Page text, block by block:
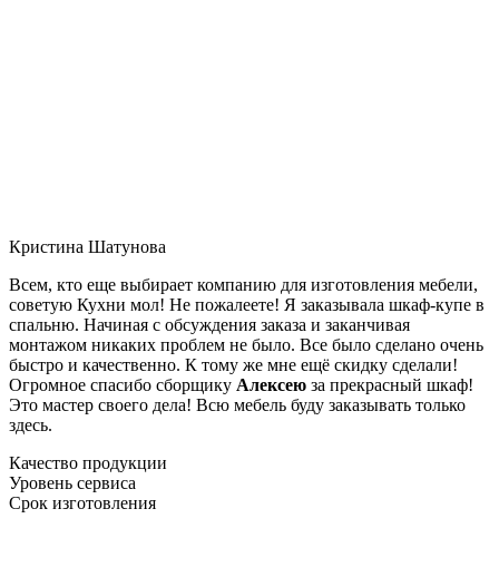
Кристина Шатунова
Всем, кто еще выбирает компанию для изготовления мебели,
советую Кухни мол! Не пожалеете! Я заказывала шкаф-купе в
спальню. Начиная с обсуждения заказа и заканчивая
монтажом никаких проблем не было. Все было сделано очень
быстро и качественно. К тому же мне ещё скидку сделали!
Огромное спасибо сборщику Алексею за прекрасный шкаф!
Это мастер своего дела! Всю мебель буду заказывать только
здесь.
Качество продукции
Уровень сервиса
Срок изготовления